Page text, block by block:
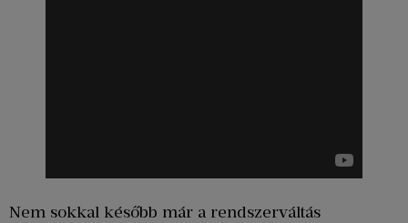
Nem sokkal később már a rendszerváltás